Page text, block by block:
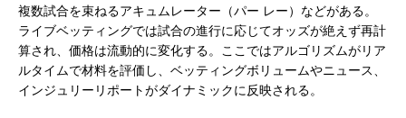
複数試合を束ねるアキュムレーター（パー レー）などがある。
ライブベッティングでは試合の進行に応じてオッズが絶えず再計
算され、価格は流動的に変化する。ここではアルゴリズムがリア
ルタイムで材料を評価し、ベッティングボリュームやニュース、
インジュリーリポートがダイナミックに反映される。